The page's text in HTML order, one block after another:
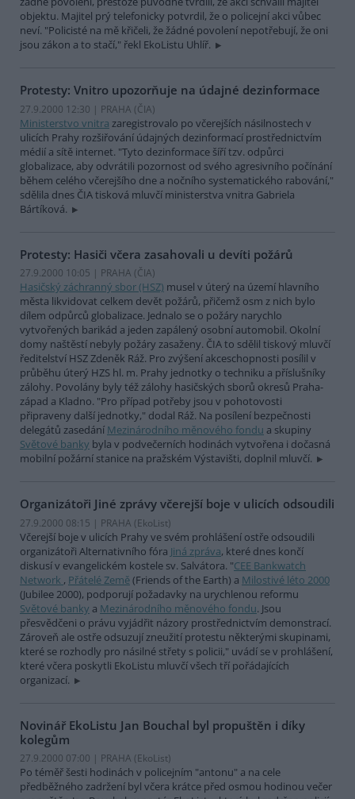
objektu. Majitel prý telefonicky potvrdil, že o policejní akci vůbec
neví. "Policisté na mě křičeli, že žádné povolení nepotřebují, že oni
jsou zákon a to stačí," řekl EkoListu Uhlíř.
Protesty: Vnitro upozorňuje na údajné dezinformace
27.9.2000 12:30 | PRAHA (ČIA)
Ministerstvo vnitra zaregistrovalo po včerejších násilnostech v
ulicích Prahy rozšiřování údajných dezinformací prostřednictvím
médií a sítě internet. "Tyto dezinformace šíří tzv. odpůrci
globalizace, aby odvrátili pozornost od svého agresivního počínání
během celého včerejšího dne a nočního systematického rabování,"
sdělila dnes ČIA tisková mluvčí ministerstva vnitra Gabriela
Bártíková.
Protesty: Hasiči včera zasahovali u devíti požárů
27.9.2000 10:05 | PRAHA (ČIA)
Hasičský záchranný sbor (HSZ) musel v úterý na území hlavního
města likvidovat celkem devět požárů, přičemž osm z nich bylo
dílem odpůrců globalizace. Jednalo se o požáry narychlo
vytvořených barikád a jeden zapálený osobní automobil. Okolní
domy naštěstí nebyly požáry zasaženy. ČIA to sdělil tiskový mluvčí
ředitelství HSZ Zdeněk Ráž. Pro zvýšení akceschopnosti posílil v
průběhu úterý HZS hl. m. Prahy jednotky o techniku a příslušníky
zálohy. Povolány byly též zálohy hasičských sborů okresů Praha-
západ a Kladno. "Pro případ potřeby jsou v pohotovosti
připraveny další jednotky," dodal Ráž. Na posílení bezpečnosti
delegátů zasedání Mezinárodního měnového fondu a skupiny
Světové banky byla v podvečerních hodinách vytvořena i dočasná
mobilní požární stanice na pražském Výstavišti, doplnil mluvčí.
Organizátoři Jiné zprávy včerejší boje v ulicích odsoudili
27.9.2000 08:15 | PRAHA (EkoList)
Včerejší boje v ulicích Prahy ve svém prohlášení ostře odsoudili
organizátoři Alternativního fóra Jiná zpráva, které dnes končí
diskusí v evangelickém kostele sv. Salvátora. "CEE Bankwatch
Network , Přátelé Země(Friends of the Earth) a Milostivé léto 2000
(Jubilee 2000), podporují požadavky na urychlenou reformu
Světové banky a Mezinárodního měnového fondu. Jsou
přesvědčeni o právu vyjádřit názory prostřednictvím demonstrací.
Zároveň ale ostře odsuzují zneužití protestu některými skupinami,
které se rozhodly pro násilné střety s policii," uvádí se v prohlášení,
které včera poskytli EkoListu mluvčí všech tří pořádajících
organizací.
Novinář EkoListu Jan Bouchal byl propuštěn i díky
kolegům
27.9.2000 07:00 | PRAHA (EkoList)
Po téměř šesti hodinách v policejním "antonu" a na cele
předběžného zadržení byl včera krátce před osmou hodinou večer